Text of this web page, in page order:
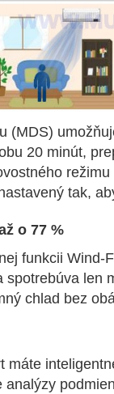
(MDS)
20 minút,
tak,
o 77 %
funkcii
len
chlad bez
máte
analýzy